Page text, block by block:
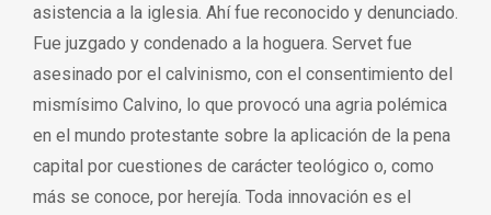
asistencia a la iglesia. Ahí fue reconocido y denunciado.
Fue juzgado y condenado a la hoguera. Servet fue
asesinado por el calvinismo, con el consentimiento del
mismísimo Calvino, lo que provocó una agria polémica
en el mundo protestante sobre la aplicación de la pena
capital por cuestiones de carácter teológico o, como
más se conoce, por herejía. Toda innovación es el